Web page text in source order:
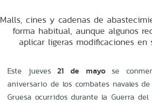
Malls, cines y cadenas de
forma habitual, aunque algunos
aplicar ligeras modificaciones en
Este jueves21 de mayose
aniversario de los combates navales
Gruesa ocurridos durante la Guerra del